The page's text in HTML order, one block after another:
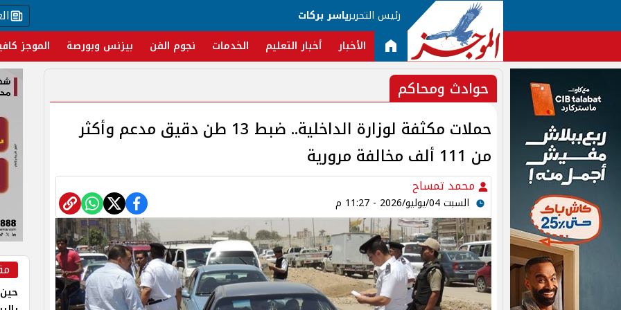
رئيس التحريرياسر بركات
الأخبار أخبار التعليم الخدمات نجوم الفن بيزنس وبورصة الموجز
حوادث ومحاكم
حملات مكثفة لوزارة الداخلية.. ضبط 13 طن دقيق مدعم وأكثر
من 111 ألف مخالفة مرورية
محمد تمساح
السبت 04/يوليو/2026 - 11:27 م